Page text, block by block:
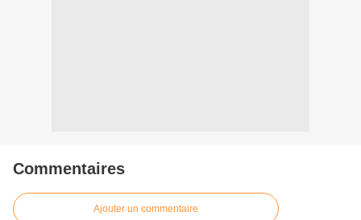
Commentaires
Ajouter un commentaire